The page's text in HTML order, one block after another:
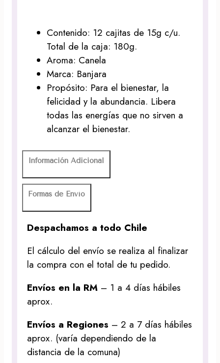
Contenido: 12 cajitas de 15g c/u.
Total de la caja: 180g.
Aroma: Canela
Marca: Banjara
Propósito: Para el bienestar, la
felicidad y la abundancia. Libera
todas las energías que no sirven a
alcanzar el bienestar.
Información Adicional
Formas de Envío
Despachamos a todo Chile
El cálculo del envío se realiza al finalizar
la compra con el total de tu pedido.
Envíos en la RM – 1 a 4 días hábiles
aprox.
Envíos a Regiones – 2 a 7 días hábiles
aprox. (varía dependiendo de la
distancia de la comuna)